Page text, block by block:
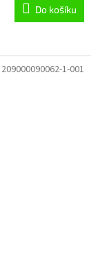
Do košíku
209000090062-1-001